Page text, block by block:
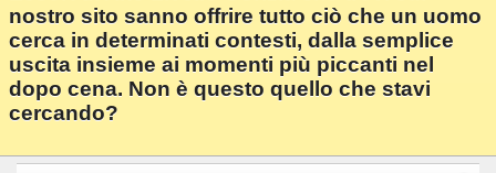
nostro sito sanno offrire tutto ciò che un uomo
cerca in determinati contesti, dalla semplice
uscita insieme ai momenti più piccanti nel
dopo cena. Non è questo quello che stavi
cercando?